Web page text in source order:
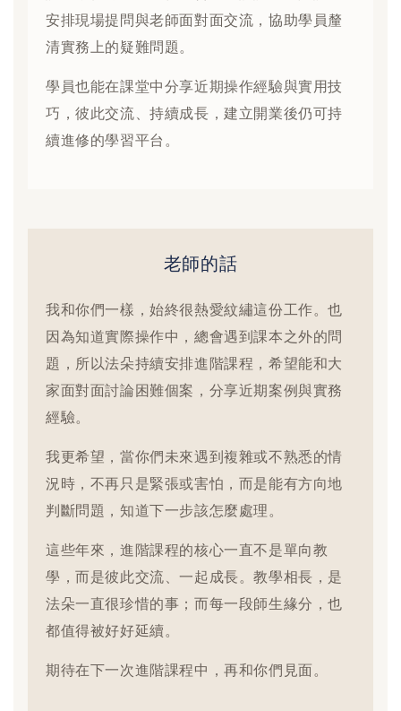
安排現場提問與老師面對面交流，協助學員釐
清實務上的疑難問題。
學員也能在課堂中分享近期操作經驗與實用技
巧，彼此交流、持續成長，建立開業後仍可持
續進修的學習平台。
老師的話
我和你們一樣，始終很熱愛紋繡這份工作。也
因為知道實際操作中，總會遇到課本之外的問
題，所以法朵持續安排進階課程，希望能和大
家面對面討論困難個案，分享近期案例與實務
經驗。
我更希望，當你們未來遇到複雜或不熟悉的情
況時，不再只是緊張或害怕，而是能有方向地
判斷問題，知道下一步該怎麼處理。
這些年來，進階課程的核心一直不是單向教
學，而是彼此交流、一起成長。教學相長，是
法朵一直很珍惜的事；而每一段師生緣分，也
都值得被好好延續。
期待在下一次進階課程中，再和你們見面。